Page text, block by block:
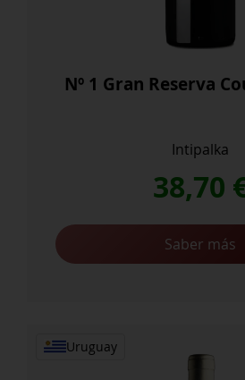
Nº 1 Gran Reserva
Intipalka
38,70
Saber más
Uruguay